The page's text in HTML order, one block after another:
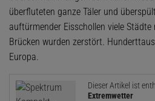
überfluteten ganze Täler und
auftürmender Eisschollen viele
Brücken wurden zerstört.
Europa.
Dieser Artikel ist
Extremwetter